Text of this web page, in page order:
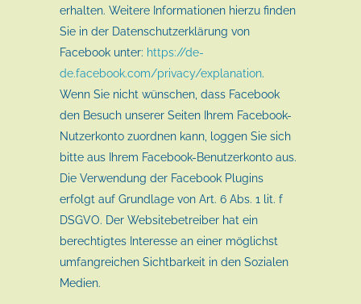
erhalten. Weitere Informationen hierzu finden
Sie in der Datenschutzerklärung von
Facebook unter: https://de-
de.facebook.com/privacy/explanation.
Wenn Sie nicht wünschen, dass Facebook
den Besuch unserer Seiten Ihrem Facebook-
Nutzerkonto zuordnen kann, loggen Sie sich
bitte aus Ihrem Facebook-Benutzerkonto aus.
Die Verwendung der Facebook Plugins
erfolgt auf Grundlage von Art. 6 Abs. 1 lit. f
DSGVO. Der Websitebetreiber hat ein
berechtigtes Interesse an einer möglichst
umfangreichen Sichtbarkeit in den Sozialen
Medien.